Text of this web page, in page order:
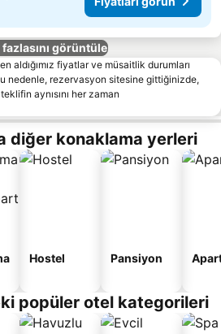
fazlasını görüntüle
aldığımız fiyatlar ve müsaitlik durumları
nedenle, rezervasyon sitesine gittiğinizde,
aynısını her zaman
diğer konaklama yerleri
Hostel Pansiyon
popüler otel kategorileri